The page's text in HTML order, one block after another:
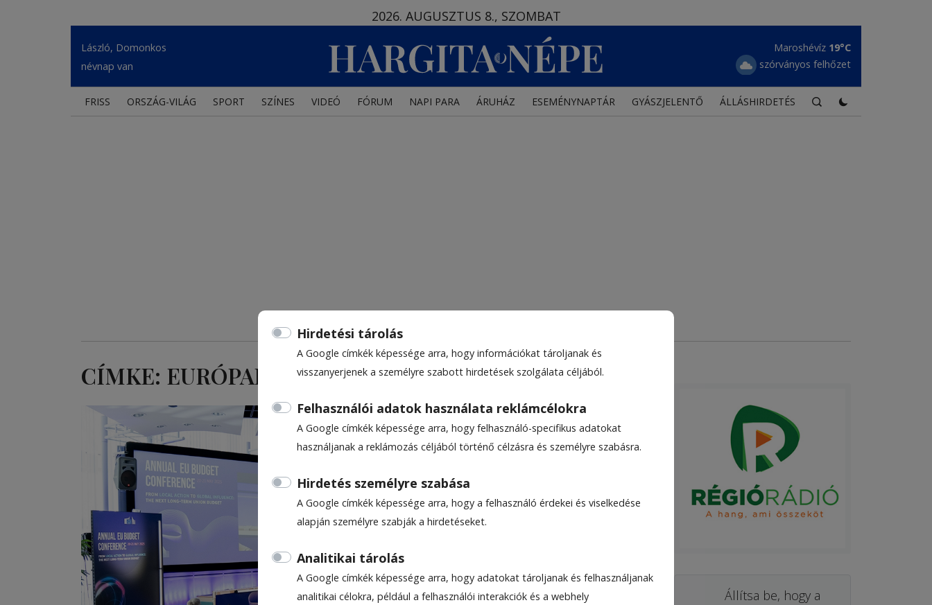
Hirdetési tárolás
A Google címkék képessége arra, hogy információkat tároljanak és
visszanyerjenek a személyre szabott hirdetések szolgálata céljából.
Felhasználói adatok használata reklámcélokra
A Google címkék képessége arra, hogy felhasználó-specifikus adatokat
használjanak a reklámozás céljából történő célzásra és személyre szabásra.
Hirdetés személyre szabása
A Google címkék képessége arra, hogy a felhasználó érdekei és viselkedése
alapján személyre szabják a hirdetéseket.
Analitikai tárolás
A Google címkék képessége arra, hogy adatokat tároljanak és felhasználjanak
analitikai célokra, például a felhasználói interakciók és a webhely
2026. AUGUSZTUS 8., SZOMBAT
László, Domonkos
névnap van
Borszék 15°C
erős felhőzet
FRISS ORSZÁG-VILÁG SPORT SZÍNES VIDEÓ FÓRUM NAPI PARA ÁRUHÁZ ESEMÉNYNAPTÁR GYÁSZJELENTŐ ÁLLÁSHIRDETÉS
CÍMKE: EURÓPAI BIZOTTSÁG
Állítsa be, hogy a